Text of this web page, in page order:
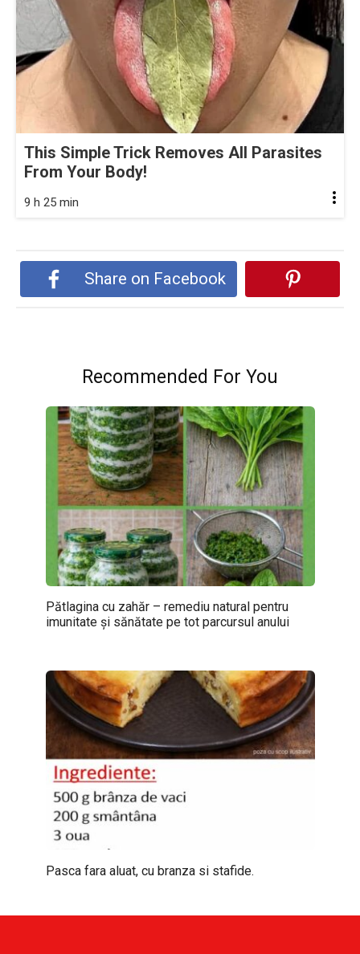
This Simple Trick Removes All Parasites
From Your Body!
9 h 25 min
Share on Facebook
Recommended For You
Pătlagina cu zahăr – remediu natural pentru
imunitate și sănătate pe tot parcursul anului
Pasca fara aluat, cu branza si stafide.